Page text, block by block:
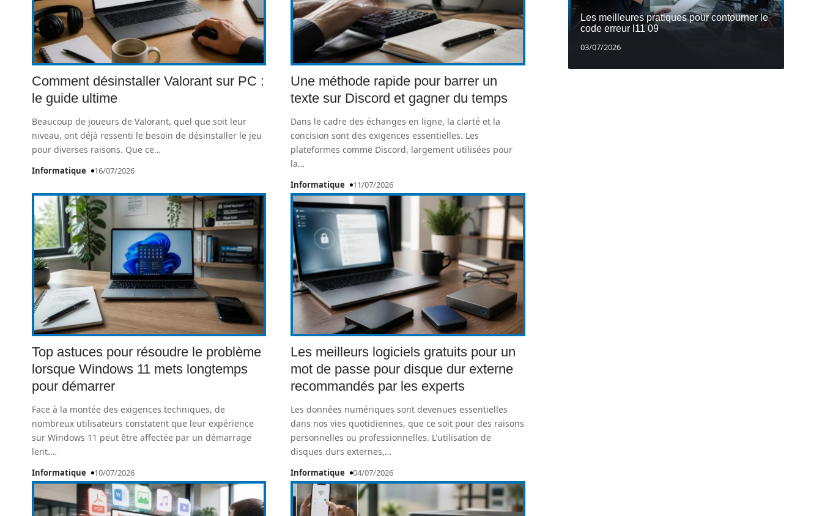
Comment désinstaller Valorant sur PC :
le guide ultime
Beaucoup de joueurs de Valorant, quel que soit leur
niveau, ont déjà ressenti le besoin de désinstaller le jeu
pour diverses raisons. Que ce…
Informatique 16/07/2026
Une méthode rapide pour barrer un
texte sur Discord et gagner du temps
Dans le cadre des échanges en ligne, la clarté et la
concision sont des exigences essentielles. Les
plateformes comme Discord, largement utilisées pour
la…
Informatique 11/07/2026
Top astuces pour résoudre le problème
lorsque Windows 11 mets longtemps
pour démarrer
Face à la montée des exigences techniques, de
nombreux utilisateurs constatent que leur expérience
sur Windows 11 peut être affectée par un démarrage
lent.…
Informatique 10/07/2026
Les meilleurs logiciels gratuits pour un
mot de passe pour disque dur externe
recommandés par les experts
Les données numériques sont devenues essentielles
dans nos vies quotidiennes, que ce soit pour des raisons
personnelles ou professionnelles. L'utilisation de
disques durs externes,…
Informatique 04/07/2026
Les meilleures pratiques pour contourner le
code erreur l11 09
03/07/2026